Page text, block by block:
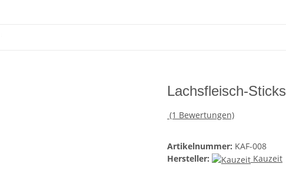
Lachsfleisch-Sticks
(1 Bewertungen)
Artikelnummer: KAF-008
Hersteller:
Kauzeit